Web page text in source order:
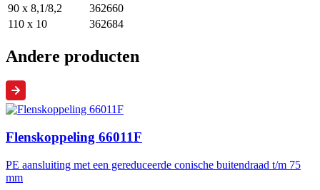
90 x 8,1/8,2
362660
110 x 10
362684
Andere producten
Flenskoppeling 66011F
PE aansluiting met een gereduceerde conische buitendraad t/m 75
mm